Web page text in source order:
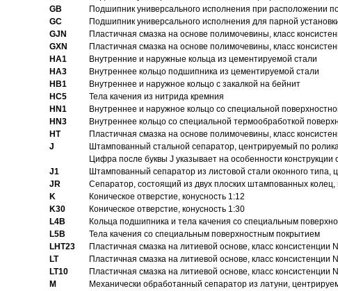
GB
Подшипник универсального исполнения при расположении
GC
Подшипник универсального исполнения для парной
GJN
Пластичная смазка на основе полимочевины, класс
GXN
Пластичная смазка на основе полимочевины, класс
HA1
Внутренние и наружные кольца из цементируемой стали
HA3
Bнутреннее кольцо подшипника из цементируемой стали
HB1
Bнутреннее и наружное кольцо с закалкой на бейнит
HC5
Тела качения из нитрида кремния
HN1
Bнутреннее и наружное кольцо со специальной
HN3
Внутреннее кольцо со специальной термообработкой
HT
Пластичная смазка на основе полимочевины, класс
J
Штампованный стальной сепаратор, центрируемый по
Цифра после буквы J указывает на особенности конструкции
J1
Штампованный сепаратор из листовой стали оконного
JR
Сепаратор, состоящий из двух плоских штампованных
K
Коническое отверстие, конусность 1:12
K30
Коническое отверстие, конусность 1:30
L4B
Кольца подшипника и тела качения со специальным
L5B
Тела качения со специальным поверхностным покрытием
LHT23
Пластичная смазка на литиевой основе, класс
LT
Пластичная смазка на литиевой основе, класс
LT10
Пластичная смазка на литиевой основе, класс
M
Механически обработанный сепаратор из латуни,